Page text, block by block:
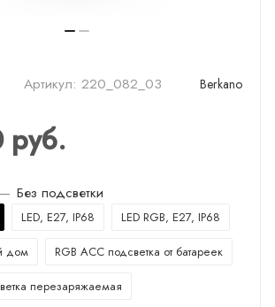
Артикул: 220_082_03 Berkano
руб.
— Без подсветки
LED, E27, IP68 LED RGB, E27, IP68
дом RGB ACC подсветка от батареек
перезаряжаемая